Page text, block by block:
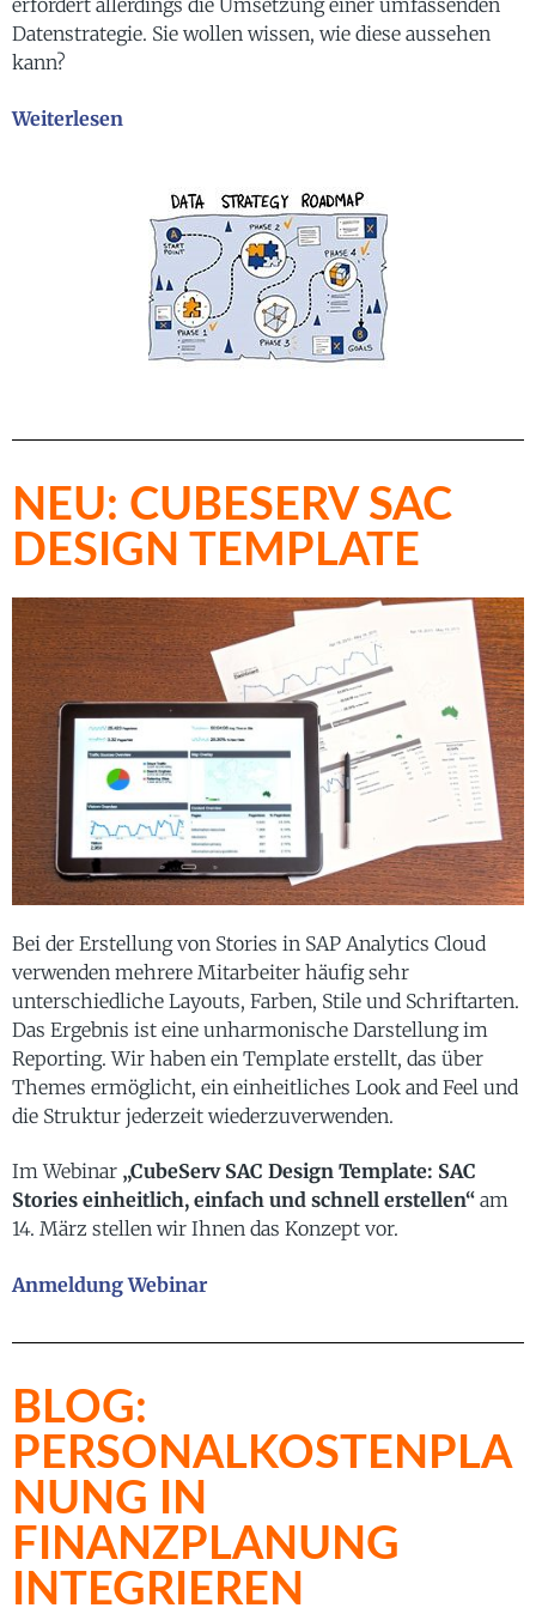
erfordert allerdings die Umsetzung einer umfassenden
Datenstrategie. Sie wollen wissen, wie diese aussehen
kann?
Weiterlesen
NEU: CUBESERV SAC
DESIGN TEMPLATE
Bei der Erstellung von Stories in SAP Analytics Cloud
verwenden mehrere Mitarbeiter häufig sehr
unterschiedliche Layouts, Farben, Stile und Schriftarten.
Das Ergebnis ist eine unharmonische Darstellung im
Reporting. Wir haben ein Template erstellt, das über
Themes ermöglicht, ein einheitliches Look and Feel und
die Struktur jederzeit wiederzuverwenden.
Im Webinar „CubeServ SAC Design Template: SAC
Stories einheitlich, einfach und schnell erstellen“ am
14. März stellen wir Ihnen das Konzept vor.
Anmeldung Webinar
BLOG:
PERSONALKOSTENPLA
NUNG IN
FINANZPLANUNG
INTEGRIEREN